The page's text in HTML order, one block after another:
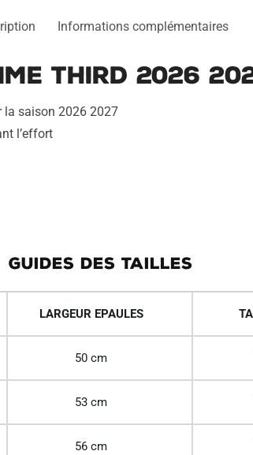
Informations complémentaires
Third 2026
la saison 2026 2027
l’effort
GUIDES DES TAILLES
LARGEUR EPAULES
50 cm
53 cm
56 cm